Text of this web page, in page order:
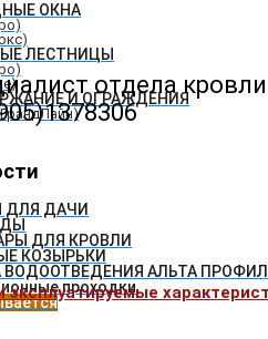
ОКНА
ЛЕСТНИЦЫ
И ОГРАЖДЕНИЯ
ДЛЯ ДАЧИ
ДЛЯ КРОВЛИ
КОЗЫРЬКИ
ВОДООТВЕДЕНИЯ АЛЬТА
проходки
отдела
эксплуатируемые